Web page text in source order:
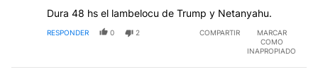
Dura 48 hs el lambelocu de Trump y Netanyahu.
RESPONDER 0 2 COMPARTIR
MARCAR
COMO
INAPROPIADO